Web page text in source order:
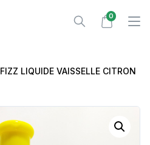
0
FIZZ LIQUIDE VAISSELLE CITRON